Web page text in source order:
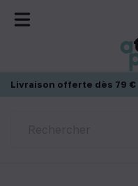
Livraison offerte dès 79 €